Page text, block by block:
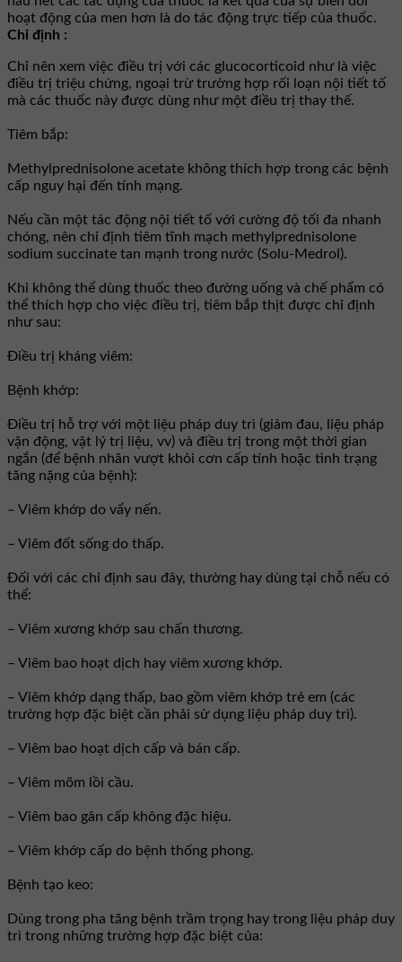
hoạt động của men hơn là do tác động trực tiếp của thuốc.
Chỉ định :
Chỉ nên xem việc điều trị với các glucocorticoid như là việc
điều trị triệu chứng, ngoại trừ trường hợp rối loạn nội tiết tố
mà các thuốc này được dùng như một điều trị thay thế.
Tiêm bắp:
Methylprednisolone acetate không thích hợp trong các bệnh
cấp nguy hại đến tính mạng.
Nếu cần một tác động nội tiết tố với cường độ tối đa nhanh
chóng, nên chỉ định tiêm tĩnh mạch methylprednisolone
sodium succinate tan mạnh trong nước (Solu-Medrol).
Khi không thể dùng thuốc theo đường uống và chế phẩm có
thể thích hợp cho việc điều trị, tiêm bắp thịt được chỉ định
như sau:
Ðiều trị kháng viêm:
Bệnh khớp:
Ðiều trị hỗ trợ với một liệu pháp duy trì (giảm đau, liệu pháp
vận động, vật lý trị liệu, vv) và điều trị trong một thời gian
ngắn (để bệnh nhân vượt khỏi cơn cấp tính hoặc tình trạng
tăng nặng của bệnh):
– Viêm khớp do vẩy nến.
– Viêm đốt sống do thấp.
Ðối với các chỉ định sau đây, thường hay dùng tại chỗ nếu có
thể:
– Viêm xương khớp sau chấn thương.
– Viêm bao hoạt dịch hay viêm xương khớp.
– Viêm khớp dạng thấp, bao gồm viêm khớp trẻ em (các
trường hợp đặc biệt cần phải sử dụng liệu pháp duy trì).
– Viêm bao hoạt dịch cấp và bán cấp.
– Viêm mõm lồi cầu.
– Viêm bao gân cấp không đặc hiệu.
– Viêm khớp cấp do bệnh thống phong.
Bệnh tạo keo:
Dùng trong pha tăng bệnh trầm trọng hay trong liệu pháp duy
trì trong những trường hợp đặc biệt của: